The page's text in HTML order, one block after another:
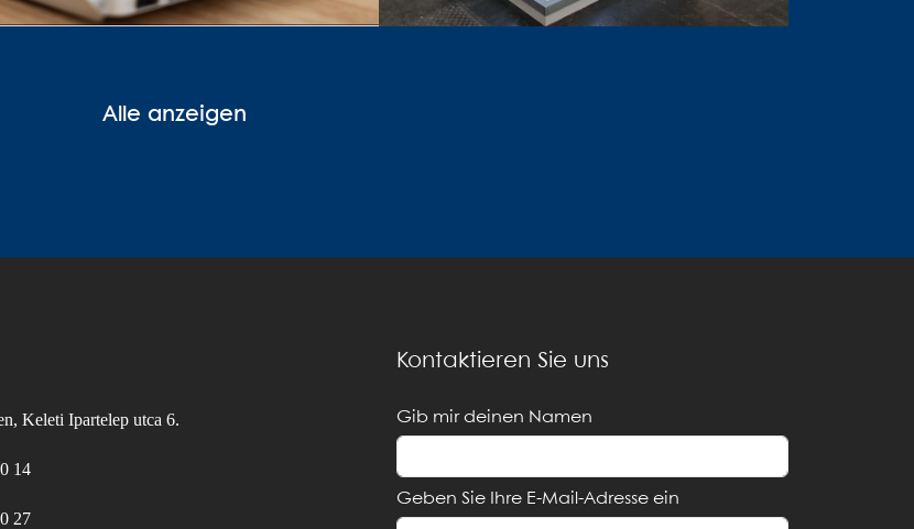
Alle anzeigen
Keleti Ipartelep utca 6.
14
27
Kontaktieren Sie uns
Gib mir deinen Namen
Geben Sie Ihre E-Mail-Adresse ein